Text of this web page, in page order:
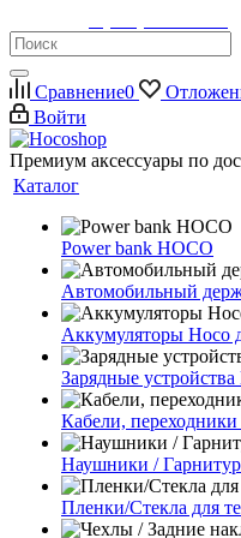
Сравнение0
Войти
Премиум аксессуары по
Каталог
Power bank HOCO
Автомобильный
Аккумуляторы Hoco
Зарядные
Кабели,
Наушники /
Пленки/Стекла для